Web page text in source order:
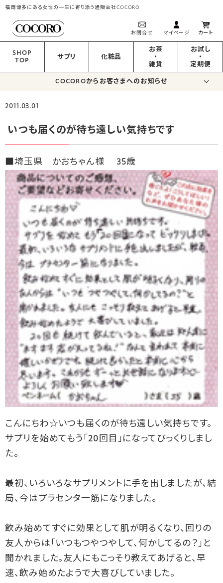
福岡博多にある女性の一生に寄り添う通販会社COCORO
お問合せ マイページ カート
SHOP
TOP
サプリ 化粧品
お茶
・
雑貨
お試し
・
定期便
COCOROからお客さまへのお知らせ
2011.03.01
いつも届くのが待ち遠しい気持ちです
■埼玉県 かおちゃん様 35歳
こんにちわ☆いつも届くのが待ち遠しい気持ちです。
サプリを始めてもう「20回目」になってびっくりしまし
た。
最初、いろいろなサプリメントに手を出しましたが、結
局、今はプラセンタ一筋になりました。
飲み始めてすぐに効果として肌が明るくなり、回りの
友人からは「いつもつやつやして、何かしてるの？」と
聞かれました。友人にもこっそり教えてあげると、早
速、飲み始めたようで大喜びしていました。